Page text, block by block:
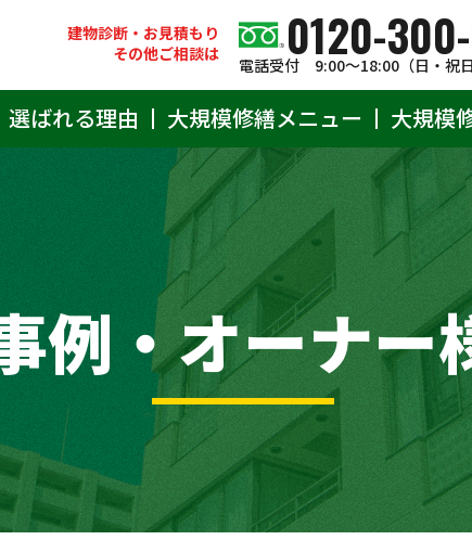
建物診断・お見積もり
その他ご相談は
0120-
電話受付 9:00〜18:00（日・祝日
選ばれる理由
大規模修繕メニュー 大規模
例・オーナー